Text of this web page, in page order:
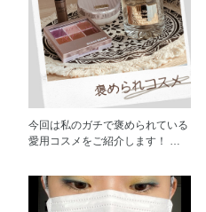
色と春っぽい白でセルフネイルし
てみました！ すごく発色いいで
す！ 2度塗りで写真通りの発色に
なります！ かわいいです〜〜か
わいいです！！ このシリーズの
蓋もデニムっぽいブルーカラー
で、 春っぽくてお気に入りです
♡ 指先までデニム入れて、 服と
トータルコーディネートでなんか
め、在庫がなくなり次第、終了と
なります。
今回は私のガチで褒められている
愛用コスメをご紹介します！ 大
クしてみてください！ ①エスプ
リーク リキッド コンパクト Ｂ
Ｂ 002 このファンデを使えば 「